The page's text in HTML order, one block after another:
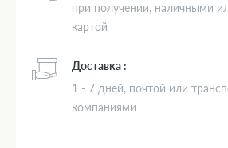
при получении, наличными
картой
Доставка :
1 - 7 дней, почтой или
компаниями